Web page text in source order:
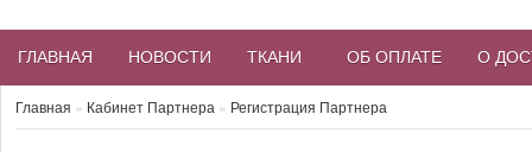
ГЛАВНАЯ НОВОСТИ ТКАНИ ОБ ОПЛАТЕ О
Главная » Кабинет Партнера » Регистрация Партнера